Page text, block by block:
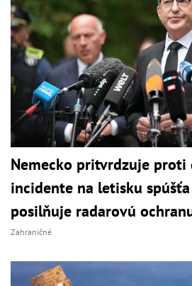
Nemecko pritvrdzuje proti
incidente na letisku
posilňuje radarovú
Zahraničné